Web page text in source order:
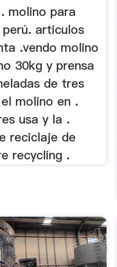
molino para
articulos
.vendo molino
30kg y prensa
de tres
molino en .
usa y la .
reciclaje de
recycling .